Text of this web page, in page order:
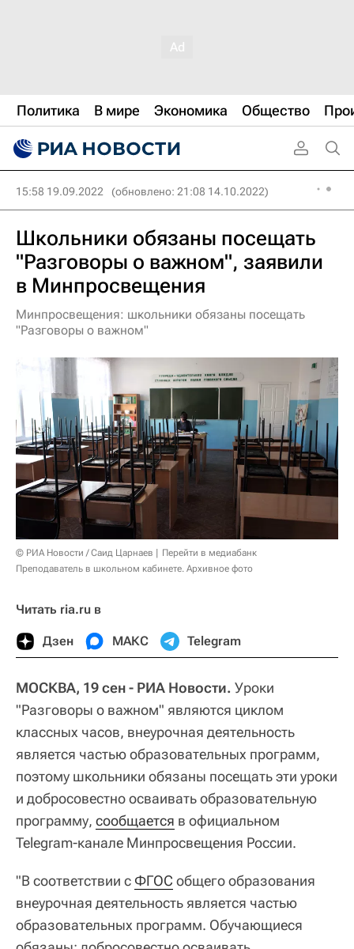
Политика В мире Экономика Общество
15:58 19.09.2022 (обновлено: 21:08 14.10.2022)
Школьники обязаны посещать
"Разговоры о важном", заявили
в Минпросвещения
Минпросвещения: школьники обязаны посещать
"Разговоры о важном"
© РИА Новости / Саид Царнаев
Перейти в медиабанк
Преподаватель в школьном кабинете. Архивное фото
Читать ria.ru в
Дзен МАКС Telegram
МОСКВА, 19 сен - РИА Новости. Уроки
"Разговоры о важном" являются циклом
классных часов, внеурочная деятельность
является частью образовательных программ,
поэтому школьники обязаны посещать эти уроки
и добросовестно осваивать образовательную
программу, сообщается в официальном
Telegram-канале Минпросвещения России.
"В соответствии с ФГОС общего образования
внеурочная деятельность является частью
образовательных программ. Обучающиеся